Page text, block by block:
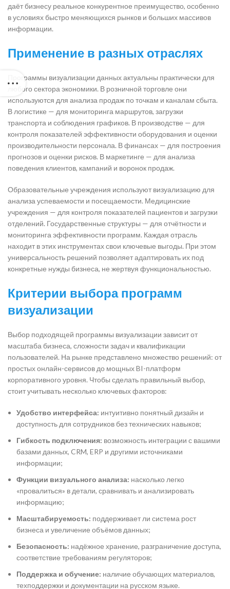
даёт бизнесу реальное конкурентное преимущество, особенно
в условиях быстро меняющихся рынков и больших массивов
информации.
Применение в разных отраслях
Программы визуализации данных актуальны практически для
любого сектора экономики. В розничной торговле они
используются для анализа продаж по точкам и каналам сбыта.
В логистике — для мониторинга маршрутов, загрузки
транспорта и соблюдения графиков. В производстве — для
контроля показателей эффективности оборудования и оценки
производительности персонала. В финансах — для построения
прогнозов и оценки рисков. В маркетинге — для анализа
поведения клиентов, кампаний и воронок продаж.
Образовательные учреждения используют визуализацию для
анализа успеваемости и посещаемости. Медицинские
учреждения — для контроля показателей пациентов и загрузки
отделений. Государственные структуры — для отчётности и
мониторинга эффективности программ. Каждая отрасль
находит в этих инструментах свои ключевые выгоды. При этом
универсальность решений позволяет адаптировать их под
конкретные нужды бизнеса, не жертвуя функциональностью.
Критерии выбора программ
визуализации
Выбор подходящей программы визуализации зависит от
масштаба бизнеса, сложности задач и квалификации
пользователей. На рынке представлено множество решений: от
простых онлайн-сервисов до мощных BI-платформ
корпоративного уровня. Чтобы сделать правильный выбор,
стоит учитывать несколько ключевых факторов:
Удобство интерфейса: интуитивно понятный дизайн и
доступность для сотрудников без технических навыков;
Гибкость подключения: возможность интеграции с вашими
базами данных, CRM, ERP и другими источниками
информации;
Функции визуального анализа: насколько легко
«провалиться» в детали, сравнивать и анализировать
информацию;
Масштабируемость: поддерживает ли система рост
бизнеса и увеличение объёмов данных;
Безопасность: надёжное хранение, разграничение доступа,
соответствие требованиям регуляторов;
Поддержка и обучение: наличие обучающих материалов,
техподдержки и документации на русском языке.